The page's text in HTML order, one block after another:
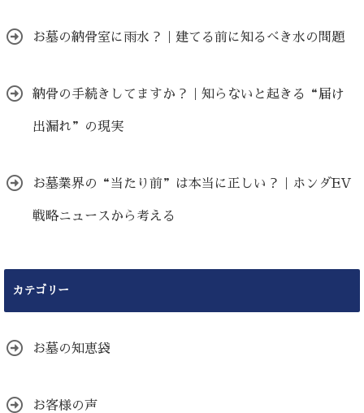
お墓の納骨室に雨水？｜建てる前に知るべき水の問題
納骨の手続きしてますか？｜知らないと起きる“届け
出漏れ”の現実
お墓業界の“当たり前”は本当に正しい？｜ホンダEV
戦略ニュースから考える
カテゴリー
お墓の知恵袋
お客様の声